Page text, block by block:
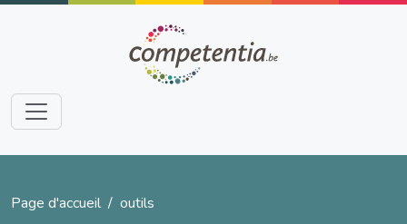
Aller au contenu principal
Fil d'Ariane
Page d'accueil outils